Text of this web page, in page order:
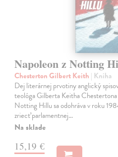
Napoleon z Notting
Chesterton Gilbert Keith | Kniha
Dej literárnej prvotiny anglický
teológa Gilberta Keitha
Notting Hillu sa odohráva v roku
zriecť parlamentnej…
Na sklade
15,19 €